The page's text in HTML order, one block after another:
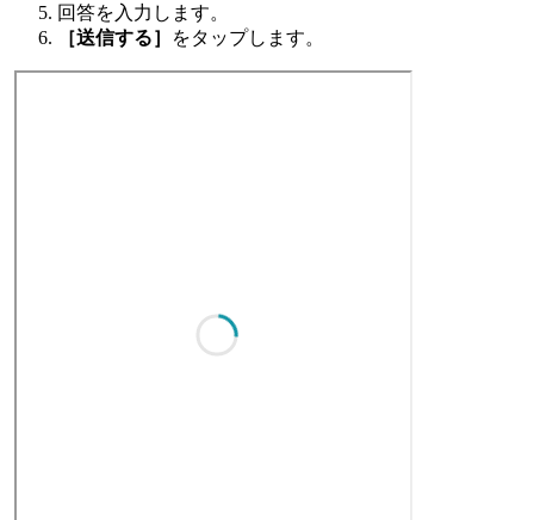
回答を入力します。
［送信する］
をタップします。